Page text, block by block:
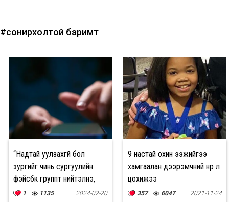
#сонирхолтой баримт
“Надтай уулзахгүй бол
зургийг чинь сургуулийн
фэйсбүүк группт нийтэлнэ,
ээж аавд чинь үзүүлнэ”
1 1135 2024-02-20
9 настай охин ээжийгээ
хамгаалан дээрэмчний нүүр лүү
цохижээ
357 6047 2021-11-24